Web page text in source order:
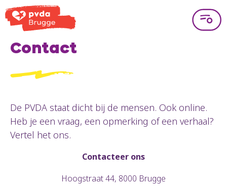
Contact
De PVDA staat dicht bij de mensen. Ook online.
Heb je een vraag, een opmerking of een verhaal?
Vertel het ons.
Contacteer ons
Hoogstraat 44, 8000 Brugge